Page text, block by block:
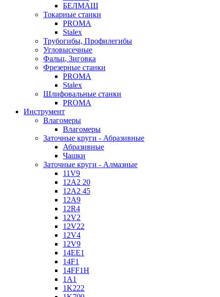
БЕЛМАШ
Токарные станки
PROMA
Stalex
Трубогибы, Профилегибы
Угловысечные
Фальц, Зиговка
Фрезерные станки
PROMA
Stalex
Шлифовальные станки
PROMA
Инструмент
Влагомеры
Влагомеры
Заточные круги - Абразивные
Абразивные
Чашки
Заточные круги - Алмазные
11V9
12A2 20
12A2 45
12A9
12R4
12V2
12V22
12V4
12V9
14EE1
14F1
14FF1H
1A1
1K222